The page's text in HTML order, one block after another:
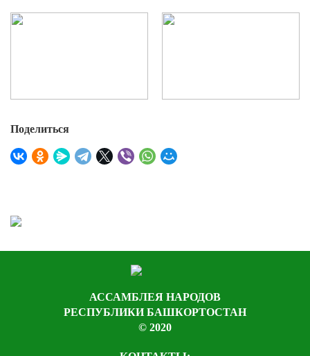
Поделиться
АССАМБЛЕЯ НАРОДОВ
РЕСПУБЛИКИ БАШКОРТОСТАН
© 2020